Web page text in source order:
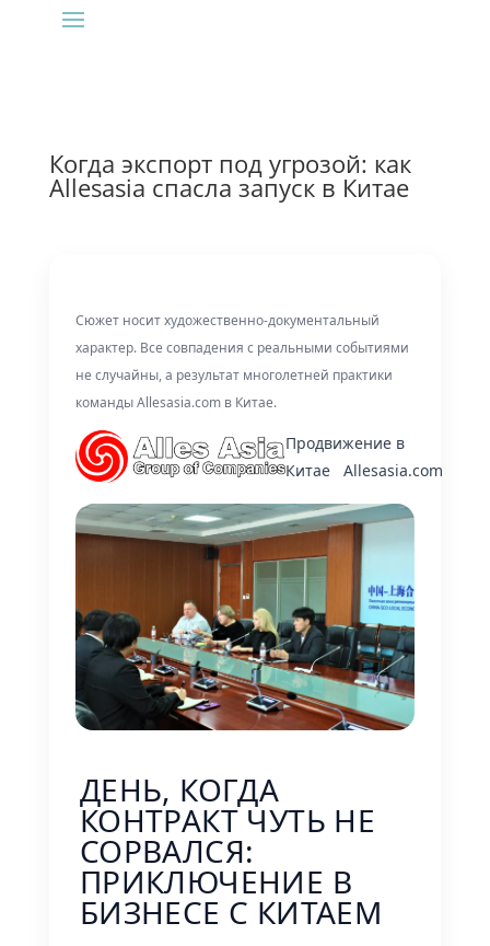
Когда экспорт под угрозой: как
Allesasia спасла запуск в Китае
Сюжет носит художественно-документальный
характер. Все совпадения с реальными событиями
не случайны, а результат многолетней практики
команды Allesasia.com в Китае.
Продвижение в
Китае
Allesasia.com
ДЕНЬ, КОГДА
КОНТРАКТ ЧУТЬ НЕ
СОРВАЛСЯ:
ПРИКЛЮЧЕНИЕ В
БИЗНЕСЕ С КИТАЕМ